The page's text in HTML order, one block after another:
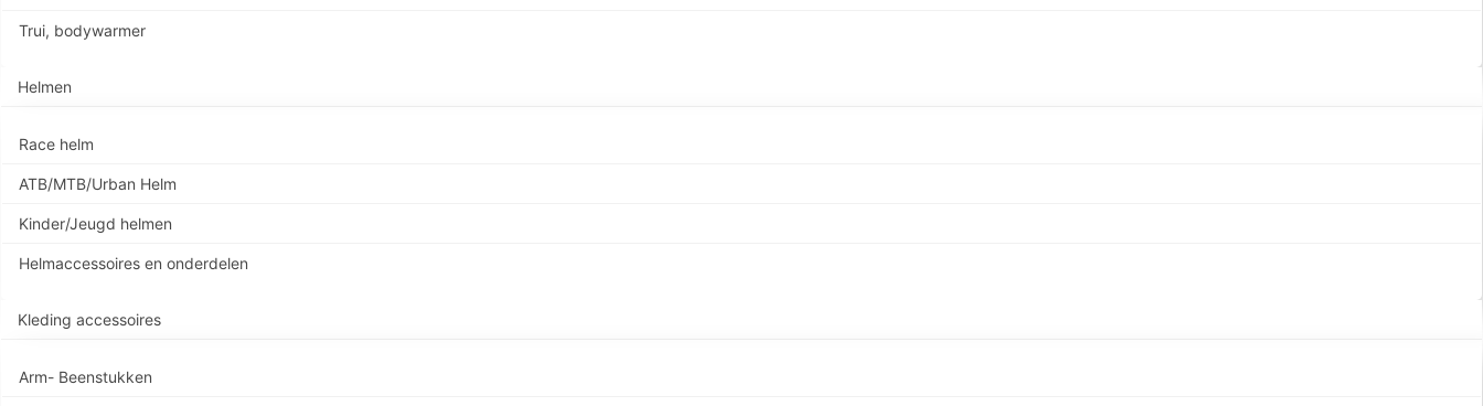
Trui, bodywarmer
Helmen
Race helm
ATB/MTB/Urban Helm
Kinder/Jeugd helmen
Helmaccessoires en onderdelen
Kleding accessoires
Arm- Beenstukken